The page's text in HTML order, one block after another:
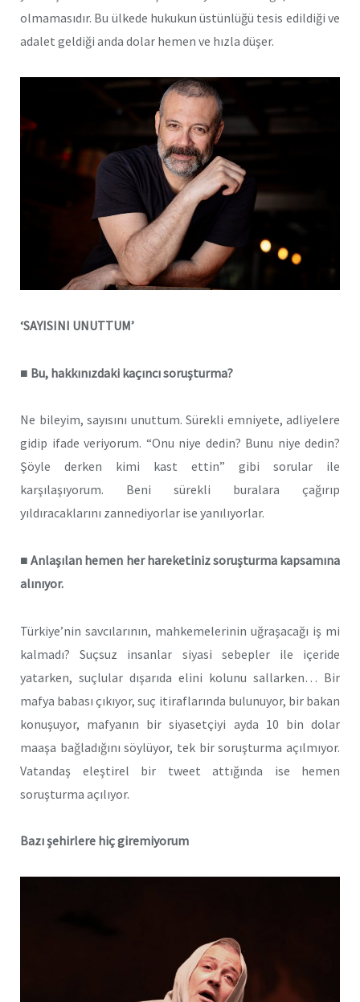
olmamasıdır. Bu ülkede hukukun üstünlüğü tesis edildiği ve
adalet geldiği anda dolar hemen ve hızla düşer.
‘SAYISINI UNUTTUM’
■ Bu, hakkınızdaki kaçıncı soruşturma?
Ne bileyim, sayısını unuttum. Sürekli emniyete, adliyelere
gidip ifade veriyorum. “Onu niye dedin? Bunu niye dedin?
Şöyle derken kimi kast ettin” gibi sorular ile
karşılaşıyorum. Beni sürekli buralara çağırıp
yıldıracaklarını zannediyorlar ise yanılıyorlar.
■ Anlaşılan hemen her hareketiniz soruşturma kapsamına
alınıyor.
Türkiye’nin savcılarının, mahkemelerinin uğraşacağı iş mi
kalmadı? Suçsuz insanlar siyasi sebepler ile içeride
yatarken, suçlular dışarıda elini kolunu sallarken… Bir
mafya babası çıkıyor, suç itiraflarında bulunuyor, bir bakan
konuşuyor, mafyanın bir siyasetçiyi ayda 10 bin dolar
maaşa bağladığını söylüyor, tek bir soruşturma açılmıyor.
Vatandaş eleştirel bir tweet attığında ise hemen
soruşturma açılıyor.
Bazı şehirlere hiç giremiyorum